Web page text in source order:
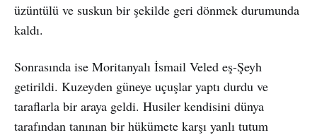
üzüntülü ve suskun bir şekilde geri dönmek durumunda
kaldı.
Sonrasında ise Moritanyalı İsmail Veled eş-Şeyh
getirildi. Kuzeyden güneye uçuşlar yaptı durdu ve
taraflarla bir araya geldi. Husiler kendisini dünya
tarafından tanınan bir hükümete karşı yanlı tutum